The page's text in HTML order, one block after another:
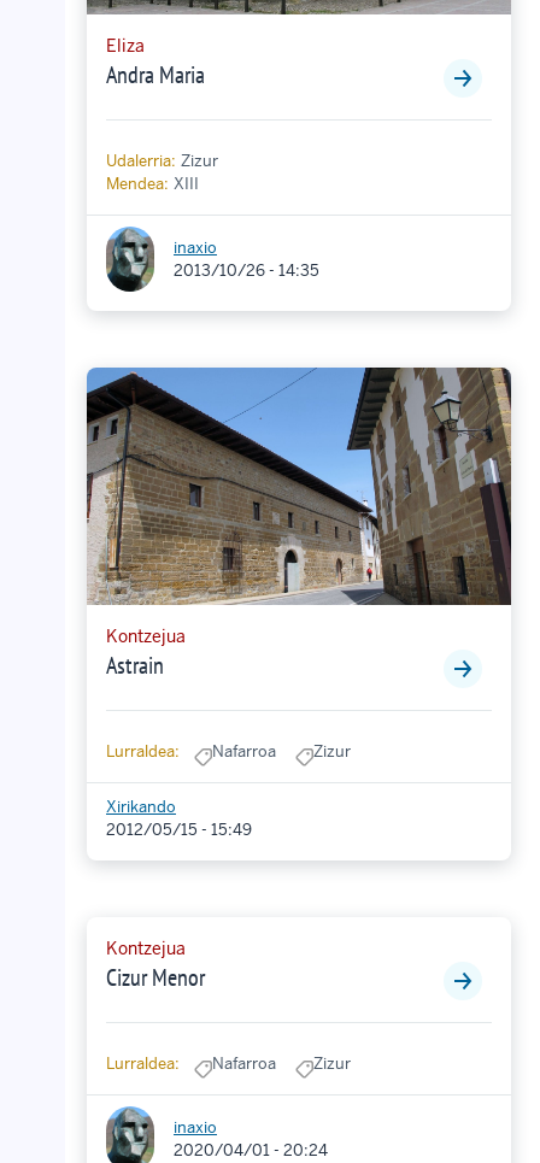
Eliza
Andra Maria
Udalerria: Zizur
Mendea: XIII
inaxio
2013/10/26 - 14:35
Kontzejua
Astrain
Lurraldea: Nafarroa Zizur
Xirikando
2012/05/15 - 15:49
Kontzejua
Cizur Menor
Lurraldea: Nafarroa Zizur
inaxio
2020/04/01 - 20:24